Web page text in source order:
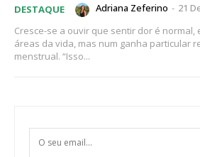
DESTAQUE Adriana Zeferino - 21
Cresce-se a ouvir que sentir dor é normal,
áreas da vida, mas num ganha particular
menstrual. “Isso...